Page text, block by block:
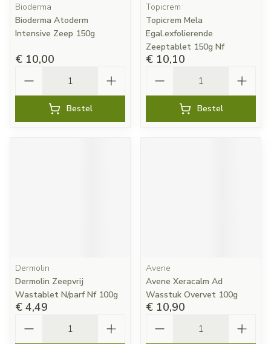
Bioderma
Bioderma Atoderm
Intensive Zeep 150g
€ 10,00
Bestel
Topicrem
Topicrem Mela
Egal.exfolierende
Zeeptablet 150g Nf
€ 10,10
Bestel
Dermolin
Dermolin Zeepvrij
Wastablet N/parf Nf 100g
€ 4,49
Avene
Avene Xeracalm Ad
Wasstuk Overvet 100g
€ 10,90